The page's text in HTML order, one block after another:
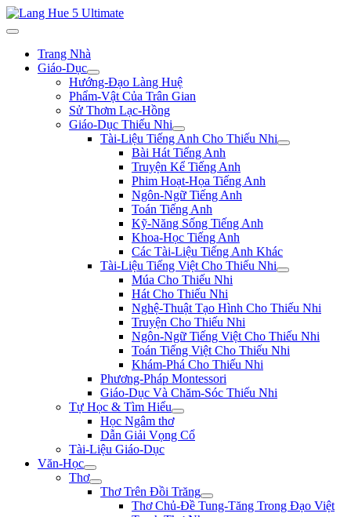
Trang Nhà
Giáo-Dục
Hướng-Đạo Làng Huệ
Phẩm-Vật Của Trân Gian
Sử Thơm Lạc-Hồng
Giáo-Dục Thiếu Nhi
Tài-Liệu Tiếng Anh Cho Thiếu Nhi
Bài Hát Tiếng Anh
Truyện Kể Tiếng Anh
Phim Hoạt-Họa Tiếng Anh
Ngôn-Ngữ Tiếng Anh
Toán Tiếng Anh
Kỹ-Năng Sống Tiếng Anh
Khoa-Học Tiếng Anh
Các Tài-Liệu Tiếng Anh Khác
Tài-Liệu Tiếng Việt Cho Thiếu Nhi
Múa Cho Thiếu Nhi
Hát Cho Thiếu Nhi
Nghệ-Thuật Tạo Hình Cho Thiếu Nhi
Truyện Cho Thiếu Nhi
Ngôn-Ngữ Tiếng Việt Cho Thiếu Nhi
Toán Tiếng Việt Cho Thiếu Nhi
Khám-Phá Cho Thiếu Nhi
Phương-Pháp Montessori
Giáo-Dục Và Chăm-Sóc Thiếu Nhi
Tự Học & Tìm Hiểu
Học Ngâm thơ
Dẫn Giải Vọng Cổ
Tài-Liệu Giáo-Dục
Văn-Học
Thơ
Thơ Trên Đồi Trăng
Thơ Chủ-Đề Tung-Tăng Trong Đạo Việt